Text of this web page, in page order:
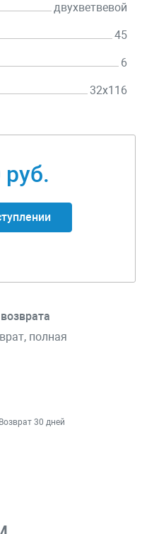
двухветвевой
45
6
32х116
полная
Возврат 30 дней